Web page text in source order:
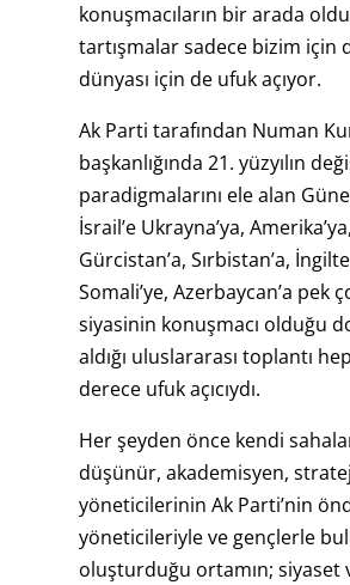
konuşmacıların bir arada
tartışmalar sadece bizim için
dünyası için de ufuk açıyor.
Ak Parti tarafından Numan
başkanlığında 21. yüzyılın
paradigmalarını ele alan
İsrail’e Ukrayna’ya,
Gürcistan’a, Sırbistan’a,
Somali’ye, Azerbaycan’a pek
siyasinin konuşmacı olduğu
aldığı uluslararası toplantı
derece ufuk açıcıydı.
Her şeyden önce kendi
düşünür, akademisyen,
yöneticilerinin Ak Parti’nin
yöneticileriyle ve gençlerle
oluşturduğu ortamın; siyaset